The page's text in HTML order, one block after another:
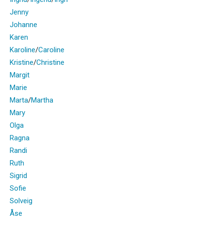
Jenny
Johanne
Karen
Karoline/Caroline
Kristine/Christine
Margit
Marie
Marta/Martha
Mary
Olga
Ragna
Randi
Ruth
Sigrid
Sofie
Solveig
Åse